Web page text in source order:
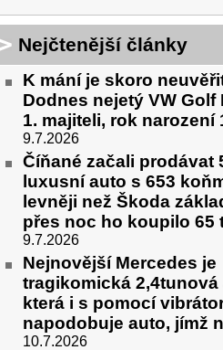
Nejčtenější články
K mání je skoro
Dodnes nejetý VW Golf
1. majiteli, rok narození
9.7.2026
Číňané začali prodávat
luxusní auto s 653
levněji než Škoda
přes noc ho koupilo 65
9.7.2026
Nejnovější Mercedes je
tragikomická 2,4tunová
která i s pomocí
napodobuje auto, jímž
10.7.2026